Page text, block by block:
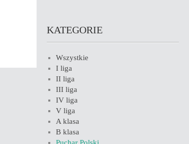
KATEGORIE
Wszystkie
I liga
II liga
III liga
IV liga
V liga
A klasa
B klasa